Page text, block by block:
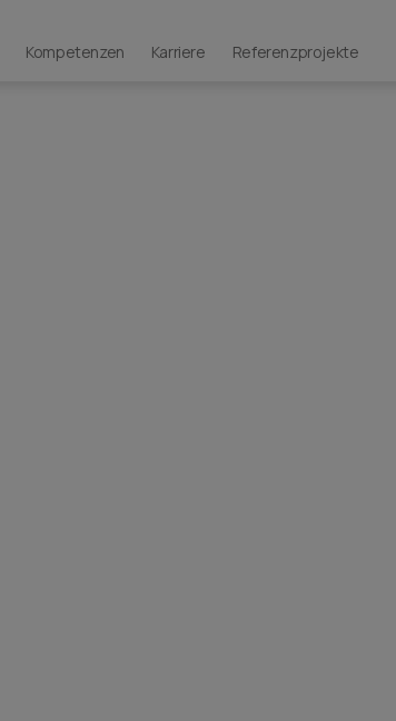
Kompetenzen Karriere Referenzprojekte